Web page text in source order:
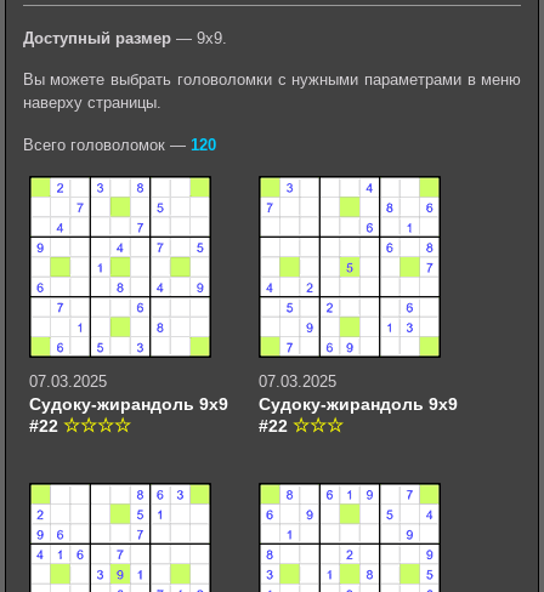
Доступный размер— 9х9.
Вы можете выбрать головоломки с нужными параметрами в меню
наверху страницы.
Всего головоломок — 120
07.03.2025
Судоку-жирандоль 9х9
#22
07.03.2025
Судоку-жирандоль 9х9
#22